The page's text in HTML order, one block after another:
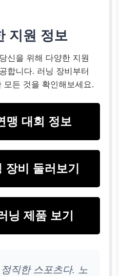
지원 정보
신을 위해 다양한 지원
합니다. 러닝 장비부터
모든 것을 확인해보세요.
맹 대회 정보
장비 둘러보기
닝 제품 보기
직한 스포츠다. 노